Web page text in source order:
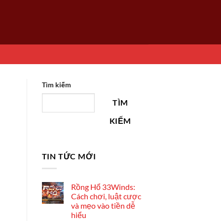
Tìm kiếm
TÌM
KIẾM
TIN TỨC MỚI
Rồng Hổ 33Winds:
Cách chơi, luật cược
và mẹo vào tiền dễ
hiểu